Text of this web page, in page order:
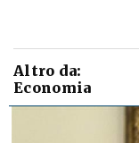
Altro da:
Economia